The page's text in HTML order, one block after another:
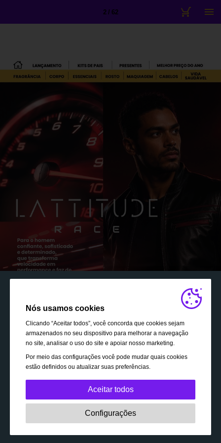
2 / 62
Seja consultor(a)
Nós usamos cookies
Clicando “Aceitar todos”, você concorda que cookies sejam
armazenados no seu dispositivo para melhorar a navegação
no site, analisar o uso do site e apoiar nosso marketing.
Por meio das configurações você pode mudar quais cookies
estão definidos ou atualizar suas preferências.
Aceitar todos
Estritamente necessário:
Esses cookies são essenciais
para permitir a funcionalidade básica, como navegação,
Configurações